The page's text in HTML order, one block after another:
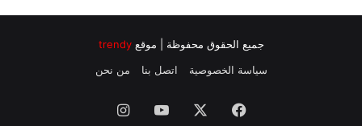
جميع الحقوق محفوظة | موقع trendy
سياسة الخصوصية
اتصل بنا من نحن
فيسبوك ‫YouTube